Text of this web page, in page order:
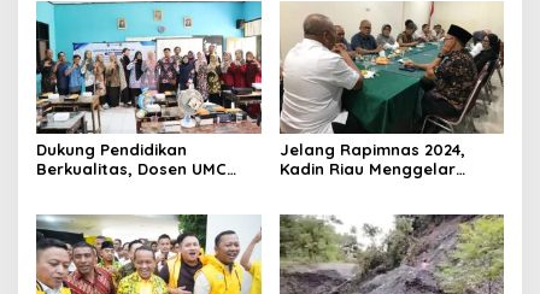
Dukung Pendidikan
Berkualitas, Dosen UMC
Muhammadiyah Lemah
Abang Cirebon
Jelang Rapimnas 2024,
Kadin Riau Menggelar